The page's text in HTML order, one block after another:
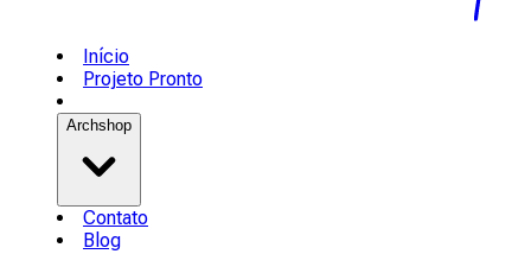
Início
Projeto Pronto
Archshop
Contato
Blog